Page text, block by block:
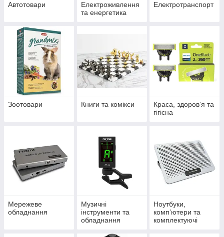
Автотовари
Електроживлення
та енергетика
Електротранспорт
Зоотовари Книги та комікси
Краса, здоров’я та
гігієна
Мережеве
обладнання
Музичні
інструменти та
обладнання
Ноутбуки,
комп’ютери та
комплектуючі